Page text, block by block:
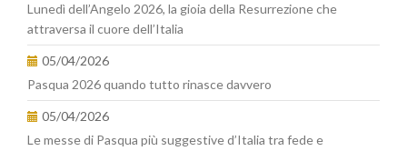
Lunedì dell’Angelo 2026, la gioia della Resurrezione che
attraversa il cuore dell’Italia
05/04/2026
Pasqua 2026 quando tutto rinasce davvero
05/04/2026
Le messe di Pasqua più suggestive d’Italia tra fede e